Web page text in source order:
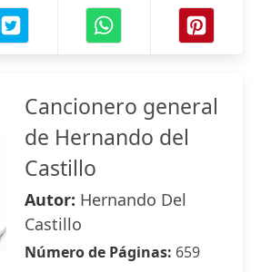
Cancionero general
de Hernando del
Castillo
Autor: Hernando Del
Castillo
Número de Páginas: 659